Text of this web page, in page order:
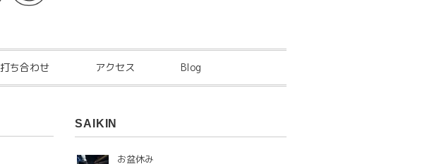
打ち合わせ アクセス Blog
SAIKIN
お盆休み